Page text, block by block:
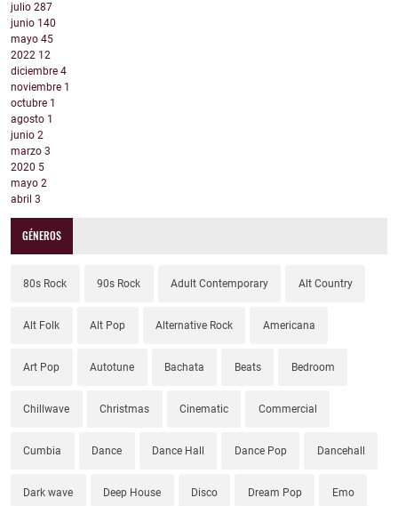
julio 287
junio 140
mayo 45
2022 12
diciembre 4
noviembre 1
octubre 1
agosto 1
junio 2
marzo 3
2020 5
mayo 2
abril 3
GÉNEROS
80s Rock 90s Rock Adult Contemporary Alt Country
Alt Folk Alt Pop Alternative Rock Americana
Art Pop Autotune Bachata Beats Bedroom
Chillwave Christmas Cinematic Commercial
Cumbia Dance Dance Hall Dance Pop Dancehall
Dark wave Deep House Disco Dream Pop Emo